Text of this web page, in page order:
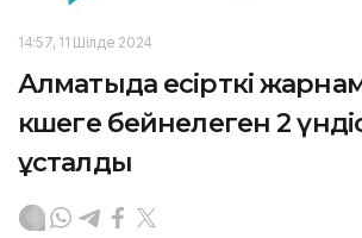
14:57, 11 Шілде 2024
Алматыда есірткі
көшеге бейнелеген 2
ұсталды